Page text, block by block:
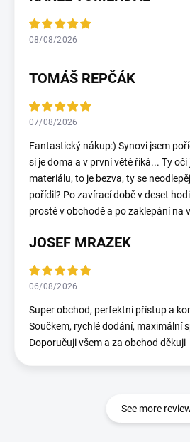
08/08/2026
TOMÁŠ REPČÁK
07/08/2026
Fantastický nákup:) Synovi jsem
si je doma a v první větě říká... Ty
materiálu, to je bezva, ty se
pořídil? Po zavírací době v deset
prostě v obchodě a po zaklepání na
JOSEF MRAZEK
06/08/2026
Super obchod, perfektní přístup a
Součkem, rychlé dodání, maximální
Doporučuji všem a za obchod děkuji
See more